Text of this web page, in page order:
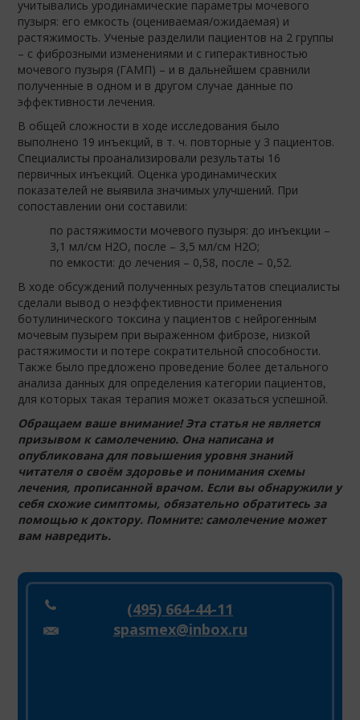
учитывались уродинамические параметры мочевого
пузыря: его емкость (оцениваемая/ожидаемая) и
растяжимость. Ученые разделили пациентов на 2 группы
– с фиброзными изменениями и с гиперактивностью
мочевого пузыря (ГАМП) – и в дальнейшем сравнили
полученные в одном и в другом случае данные по
эффективности лечения.
В общей сложности в ходе исследования было
выполнено 19 инъекций, в т. ч. повторные у 3 пациентов.
Специалисты проанализировали результаты 16
первичных инъекций. Оценка уродинамических
показателей не выявила значимых улучшений. При
сопоставлении они составили:
по растяжимости мочевого пузыря: до инъекции –
3,1 мл/см H2O, после – 3,5 мл/см H2O;
по емкости: до лечения – 0,58, после – 0,52.
В ходе обсуждений полученных результатов специалисты
сделали вывод о неэффективности применения
ботулинического токсина у пациентов с нейрогенным
мочевым пузырем при выраженном фиброзе, низкой
растяжимости и потере сократительной способности.
Также было предложено проведение более детального
анализа данных для определения категории пациентов,
для которых такая терапия может оказаться успешной.
Обращаем ваше внимание! Эта статья не является
призывом к самолечению. Она написана и
опубликована для повышения уровня знаний
читателя о своём здоровье и понимания схемы
лечения, прописанной врачом. Если вы обнаружили у
себя схожие симптомы, обязательно обратитесь за
помощью к доктору. Помните: самолечение может
вам навредить.
(495) 664-44-11
spasmex@inbox.ru